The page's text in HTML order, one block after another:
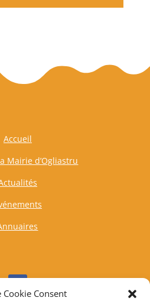
Cookie Consent
Accueil
Mairie d’Ogliastru